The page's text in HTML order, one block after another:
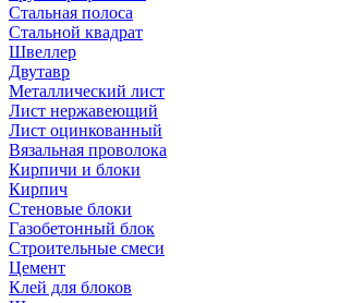
Стальная полоса
Стальной квадрат
Швеллер
Двутавр
Металлический лист
Лист нержавеющий
Лист оцинкованный
Вязальная проволока
Кирпичи и блоки
Кирпич
Стеновые блоки
Газобетонный блок
Строительные смеси
Цемент
Клей для блоков